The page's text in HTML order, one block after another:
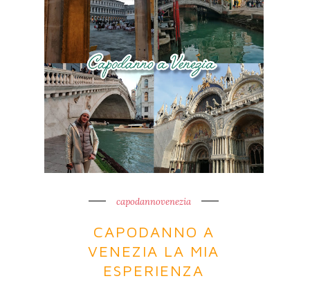
capodannovenezia
CAPODANNO A
VENEZIA LA MIA
ESPERIENZA